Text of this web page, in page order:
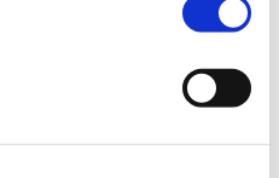
MotoPort Hillegom